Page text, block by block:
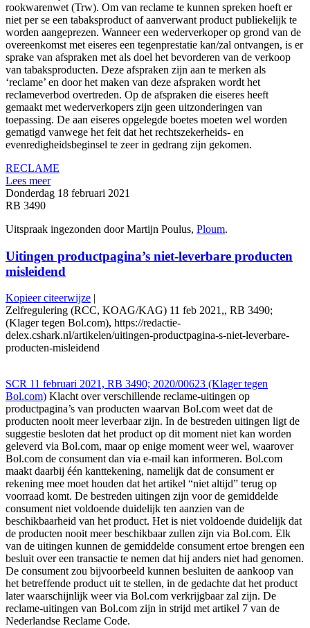
rookwarenwet (Trw). Om van reclame te kunnen spreken hoeft er
niet per se een tabaksproduct of aanverwant product publiekelijk te
worden aangeprezen. Wanneer een wederverkoper op grond van de
overeenkomst met eiseres een tegenprestatie kan/zal ontvangen, is er
sprake van afspraken met als doel het bevorderen van de verkoop
van tabaksproducten. Deze afspraken zijn aan te merken als
‘reclame’ en door het maken van deze afspraken wordt het
reclameverbod overtreden. Op de afspraken die eiseres heeft
gemaakt met wederverkopers zijn geen uitzonderingen van
toepassing. De aan eiseres opgelegde boetes moeten wel worden
gematigd vanwege het feit dat het rechtszekerheids- en
evenredigheidsbeginsel te zeer in gedrang zijn gekomen.
RECLAME
Lees meer
Donderdag 18 februari 2021
RB 3490
Uitspraak ingezonden door Martijn Poulus, Ploum.
Uitingen productpagina’s niet-leverbare producten
misleidend
Kopieer citeerwijze |
Zelfregulering (RCC, KOAG/KAG) 11 feb 2021,, RB 3490;
(Klager tegen Bol.com), https://redactie-
delex.cshark.nl/artikelen/uitingen-productpagina-s-niet-leverbare-
producten-misleidend
SCR 11 februari 2021, RB 3490; 2020/00623 (Klager tegen
Bol.com) Klacht over verschillende reclame-uitingen op
productpagina’s van producten waarvan Bol.com weet dat de
producten nooit meer leverbaar zijn. In de bestreden uitingen ligt de
suggestie besloten dat het product op dit moment niet kan worden
geleverd via Bol.com, maar op enige moment weer wel, waarover
Bol.com de consument dan via e-mail kan informeren. Bol.com
maakt daarbij één kanttekening, namelijk dat de consument er
rekening mee moet houden dat het artikel “niet altijd” terug op
voorraad komt. De bestreden uitingen zijn voor de gemiddelde
consument niet voldoende duidelijk ten aanzien van de
beschikbaarheid van het product. Het is niet voldoende duidelijk dat
de producten nooit meer beschikbaar zullen zijn via Bol.com. Elk
van de uitingen kunnen de gemiddelde consument ertoe brengen een
besluit over een transactie te nemen dat hij anders niet had genomen.
De consument zou bijvoorbeeld kunnen besluiten de aankoop van
het betreffende product uit te stellen, in de gedachte dat het product
later waarschijnlijk weer via Bol.com verkrijgbaar zal zijn. De
reclame-uitingen van Bol.com zijn in strijd met artikel 7 van de
Nederlandse Reclame Code.